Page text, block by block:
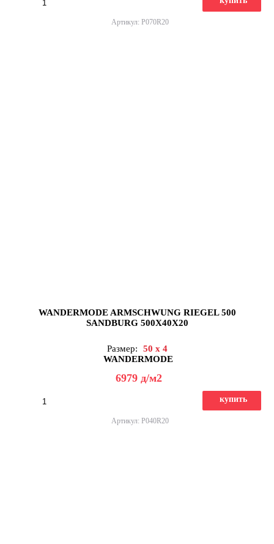
Артикул: P070R20
WANDERMODE ARMSCHWUNG RIEGEL 500
SANDBURG 500X40X20
Размер:
50 x 4
WANDERMODE
6979 д/м2
купить
Артикул: P040R20